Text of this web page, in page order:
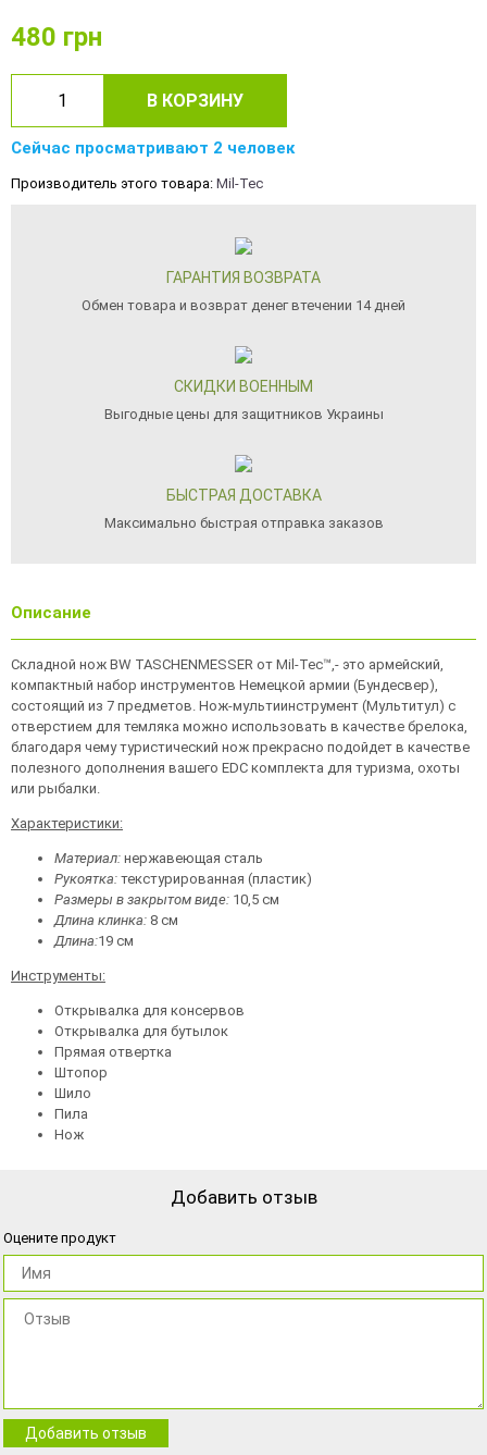
480 грн
В КОРЗИНУ
Сейчас просматривают 2 человек
Производитель этого товара: Mil-Tec
ГАРАНТИЯ ВОЗВРАТА
Обмен товара и возврат денег втечении 14 дней
СКИДКИ ВОЕННЫМ
Выгодные цены для защитников Украины
БЫСТРАЯ ДОСТАВКА
Максимально быстрая отправка заказов
Описание
Складной нож BW TASCHENMESSER от Mil-Tec™,- это армейский,
компактный набор инструментов Немецкой армии (Бундесвер),
состоящий из 7 предметов. Нож-мультиинструмент (Мультитул) с
отверстием для темляка можно использовать в качестве брелока,
благодаря чему туристический нож прекрасно подойдет в качестве
полезного дополнения вашего EDC комплекта для туризма, охоты
или рыбалки.
Характеристики:
Материал: нержавеющая сталь
Рукоятка: текстурированная (пластик)
Размеры в закрытом виде: 10,5 см
Длина клинка: 8 см
Длина:19 см
Инструменты:
Открывалка для консервов
Открывалка для бутылок
Прямая отвертка
Штопор
Шило
Пила
Нож
Добавить отзыв
Оцените продукт
Добавить отзыв